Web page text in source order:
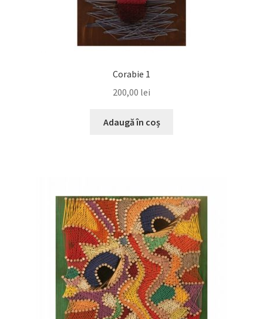
Corabie 1
200,00 lei
Adaugă în coș